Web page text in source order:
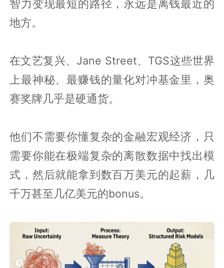
智力变现最短的路径，永远是离钱最近的
地方。
在文艺复兴、Jane Street、TGS这些世界
上最神秘、最赚钱的量化对冲基金里，奥
赛奖牌几乎是硬通货。
他们不需要你懂复杂的金融宏观经济，只
需要你能在极端复杂的离散数据中找出模
式，然后就能拿到数百万美元的起薪，几
千万甚至几亿美元的bonus。